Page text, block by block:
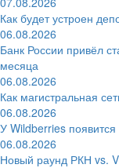
Как будет устроен
06.08.2026
Банк России привёл
месяца
06.08.2026
Как магистральная
06.08.2026
У Wildberries
06.08.2026
Новый раунд РКН vs.